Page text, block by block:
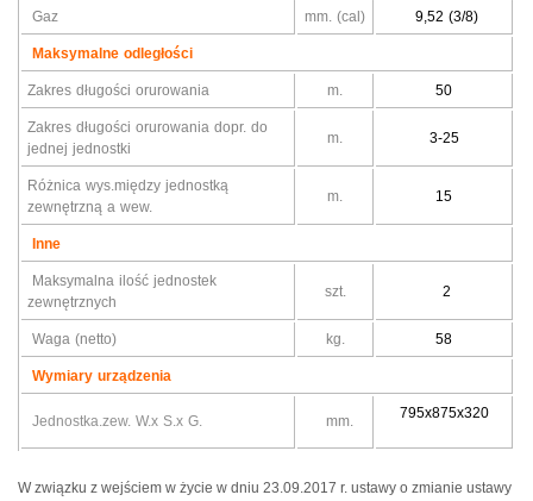
Gaz mm. (cal) 9,52 (3/8)
Maksymalne odległości
Zakres długości orurowania m. 50
Zakres długości orurowania dopr. do
jednej jednostki
m. 3-25
Różnica wys.między jednostką
zewnętrzną a wew.
m. 15
Inne
Maksymalna ilość jednostek
zewnętrznych
szt. 2
Waga (netto) kg. 58
Wymiary urządzenia
Jednostka.zew. W.x S.x G. mm. 795x875x320
W związku z wejściem w życie w dniu 23.09.2017 r. ustawy o zmianie ustawy